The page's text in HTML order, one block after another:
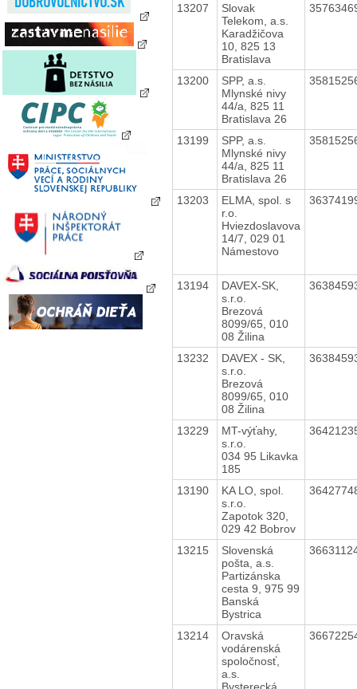
13207
Slovak
Telekom, a.s.
Karadžičova
10, 825 13
Bratislava
13200
SPP, a.s.
Mlynské nivy
44/a, 825 11
Bratislava 26
13199
SPP, a.s.
Mlynské nivy
44/a, 825 11
Bratislava 26
13203
ELMA, spol. s
r.o.
Hviezdoslavova
14/7, 029 01
Námestovo
13194
DAVEX-SK,
s.r.o.
Brezová
8099/65, 010
08 Žilina
13232
DAVEX - SK,
s.r.o.
Brezová
8099/65, 010
08 Žilina
13229
MT-výťahy,
s.r.o.
034 95 Likavka
185
13190
KA LO, spol.
s.r.o.
Zapotok 320,
029 42 Bobrov
13215
Slovenská
pošta, a.s.
Partizánska
cesta 9, 975 99
Banská
Bystrica
13214
Oravská
vodárenská
spoločnosť,
a.s.